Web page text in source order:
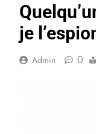
je
Admin 0